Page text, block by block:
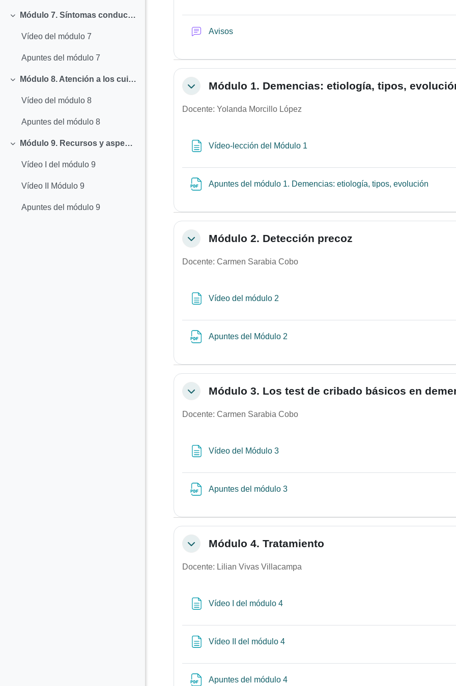
Colapsar
Módulo 7. Síntomas conductuales y psicológicos en demencia (SPCD)
Vídeo del módulo 7
Apuntes del módulo 7
Colapsar
Módulo 8. Atención a los cuidadores y familias
Vídeo del módulo 8
Apuntes del módulo 8
Colapsar
Módulo 9. Recursos y aspectos legales
Vídeo I del módulo 9
Vídeo II Módulo 9
Apuntes del módulo 9
Avisos
ColapsarMódulo 1. Demencias: etiología, tipos,
Docente: Yolanda Morcillo López
Vídeo-lección del Módulo 1
Apuntes del módulo 1. Demencias: etiología, tipos, evolución
ColapsarMódulo 2. Detección precoz
Docente: Carmen Sarabia Cobo
Vídeo del módulo 2
Apuntes del Módulo 2
ColapsarMódulo 3. Los test de cribado básicos en
Docente: Carmen Sarabia Cobo
Vídeo del Módulo 3Página
Apuntes del módulo 3
ColapsarMódulo 4. Tratamiento
Docente: Lilian Vivas Villacampa
Vídeo I del módulo 4Página
Vídeo II del módulo 4Página
Apuntes del módulo 4